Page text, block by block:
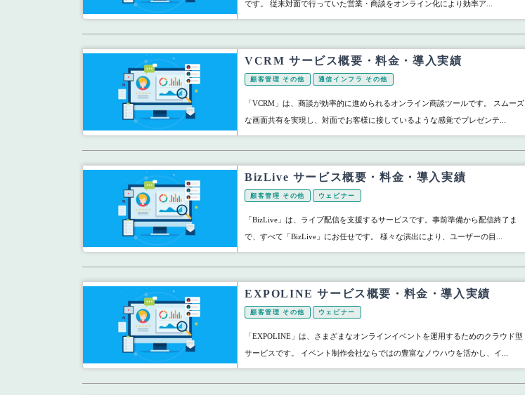
です。 従来対面で行っていた営業・商談をオンライン化により効率ア...
VCRM サービス概要・料金・導入実績
顧客管理 その他 通信インフラ その他
「VCRM」は、商談が効率的に進められるオンライン商談ツールです。 スムーズ
な画面共有を実現し、対面でお客様に接しているような感覚でプレゼンテ...
BizLive サービス概要・料金・導入実績
顧客管理 その他 ウェビナー
「BizLive」は、ライブ配信を支援するサービスです。事前準備から配信終了ま
で、すべて「BizLive」にお任せです。 様々な演出により、ユーザーの目...
EXPOLINE サービス概要・料金・導入実績
顧客管理 その他 ウェビナー
「EXPOLINE」は、さまざまなオンラインイベントを運用するためのクラウド型
サービスです。 イベント制作会社ならではの豊富なノウハウを活かし、イ...